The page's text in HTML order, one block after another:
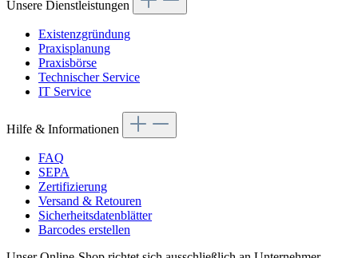
Unsere Dienstleistungen
Existenzgründung
Praxisplanung
Praxisbörse
Technischer Service
IT Service
Hilfe & Informationen
FAQ
SEPA
Zertifizierung
Versand & Retouren
Sicherheitsdatenblätter
Barcodes erstellen